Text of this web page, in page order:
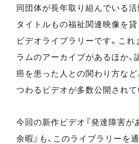
同団体が長年取り組んでいる
タイトルもの福祉関連映像を
ビデオライブラリーです。こ
ラムのアーカイブがあるほか、
癌を患った人との関わり方など
つわるビデオが多数公開されて
今回の新作ビデオ『発達障害が
余暇』も、このライブラリーを